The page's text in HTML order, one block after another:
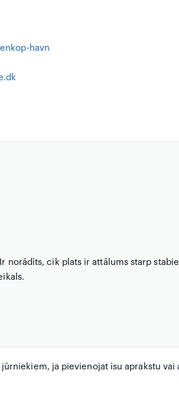
havn
norādīts, cik plats ir attālums starp
ja pievienojat īsu aprakstu vai